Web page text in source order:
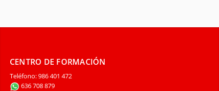
CENTRO DE FORMACIÓN
Teléfono: 986 401 472
636 708 879